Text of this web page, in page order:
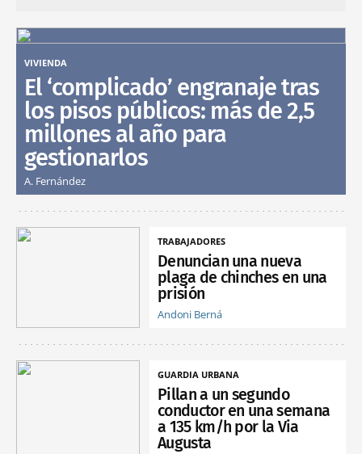
VIVIENDA
El ‘complicado’ engranaje tras
los pisos públicos: más de 2,5
millones al año para
gestionarlos
A. Fernández
TRABAJADORES
Denuncian una nueva
plaga de chinches en una
prisión
Andoni Berná
GUARDIA URBANA
Pillan a un segundo
conductor en una semana
a 135 km/h por la Via
Augusta